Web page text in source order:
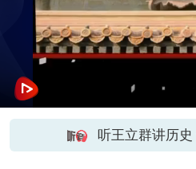
听王立群讲历